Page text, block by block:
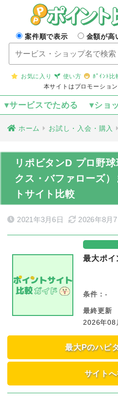
案件順で表示 金額が高
お気に入り 使い方
ﾎﾟｲﾝﾄ比
本サイトはプロモーショ
▾サービスでためる ▾ショ
ホーム お試し・入会・購入
リポビタンD プロ野
クス・バファローズ
トサイト比較
2021年3月6日 2026年8月7
最大ポイ
条件： -
最終更新
2026年08
最大Pのハピ
サイトへ